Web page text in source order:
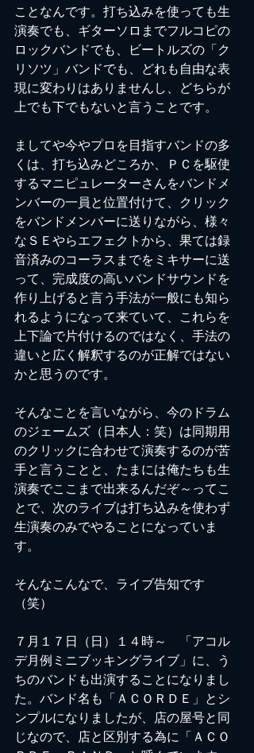
ことなんです。打ち込みを使っても生
演奏でも、ギターソロまでフルコピの
ロックバンドでも、ビートルズの「ク
リソツ」バンドでも、どれも自由な表
現に変わりはありませんし、どちらが
上でも下でもないと言うことです。
ましてや今やプロを目指すバンドの多
くは、打ち込みどころか、ＰＣを駆使
するマニピュレーターさんをバンドメ
ンバーの一員と位置付けて、クリック
をバンドメンバーに送りながら、様々
なＳＥやらエフェクトから、果ては録
音済みのコーラスまでをミキサーに送
って、完成度の高いバンドサウンドを
作り上げると言う手法が一般にも知ら
れるようになって来ていて、これらを
上下論で片付けるのではなく、手法の
違いと広く解釈するのが正解ではない
かと思うのです。
そんなことを言いながら、今のドラム
のジェームズ（日本人：笑）は同期用
のクリックに合わせて演奏するのが苦
手と言うことと、たまには俺たちも生
演奏でここまで出来るんだぞ～ってこ
とで、次のライブは打ち込みを使わず
生演奏のみでやることになっていま
す。
そんなこんなで、ライブ告知です
（笑）
７月１７日（日）１４時～　「アコル
デ月例ミニブッキングライブ」に、う
ちのバンドも出演することになりまし
た。バンド名も「ＡＣＯＲＤＥ」とシ
ンプルになりましたが、店の屋号と同
じなので、店と区別する為に「ＡＣＯ